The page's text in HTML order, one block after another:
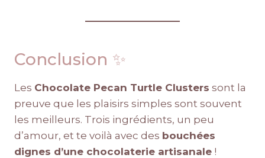
Conclusion ✨
Les Chocolate Pecan Turtle Clusters sont la
preuve que les plaisirs simples sont souvent
les meilleurs. Trois ingrédients, un peu
d’amour, et te voilà avec des bouchées
dignes d’une chocolaterie artisanale !